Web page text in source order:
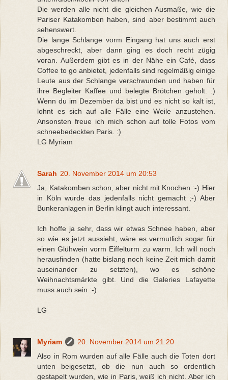
Die werden alle nicht die gleichen Ausmaße, wie die
Pariser Katakomben haben, sind aber bestimmt auch
sehenswert.
Die lange Schlange vorm Eingang hat uns auch erst
abgeschreckt, aber dann ging es doch recht zügig
voran. Außerdem gibt es in der Nähe ein Café, dass
Coffee to go anbietet, jedenfalls sind regelmäßig einige
Leute aus der Schlange verschwunden und haben für
ihre Begleiter Kaffee und belegte Brötchen geholt. :)
Wenn du im Dezember da bist und es nicht so kalt ist,
lohnt es sich auf alle Fälle eine Weile anzustehen.
Ansonsten freue ich mich schon auf tolle Fotos vom
schneebedeckten Paris. :)
LG Myriam
Sarah 20. November 2014 um 20:53
Ja, Katakomben schon, aber nicht mit Knochen :-) Hier
in Köln wurde das jedenfalls nicht gemacht ;-) Aber
Bunkeranlagen in Berlin klingt auch interessant.
Ich hoffe ja sehr, dass wir etwas Schnee haben, aber
so wie es jetzt aussieht, wäre es vermutlich sogar für
einen Glühwein vorm Eiffelturm zu warm. Ich will noch
herausfinden (hatte bislang noch keine Zeit mich damit
auseinander zu setzten), wo es schöne
Weihnachtsmärkte gibt. Und die Galeries Lafayette
muss auch sein :-)
LG
Myriam
20. November 2014 um 21:20
Also in Rom wurden auf alle Fälle auch die Toten dort
unten beigesetzt, ob die nun auch so ordentlich
gestapelt wurden, wie in Paris, weiß ich nicht. Aber ich